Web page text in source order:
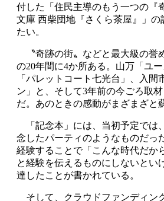
付した「住民主導のもう一つの『
文庫 西柴団地『さくら茶屋』」の
たい。
〝奇跡の街〟などと最大級の誉
の20年間に4か所ある。山万「ユ
「パレットコート七光台」、入間
ン」と、そして3年前の今ごろ取材
だ。あのときの感動がまざまざと
「記念本」には、当初予定では
念したパーティのようなものだっ
経験することで「こんな時代だ
と経験を伝えるものにしないとい
達したことが書かれている。
そして、クラウドファンディン